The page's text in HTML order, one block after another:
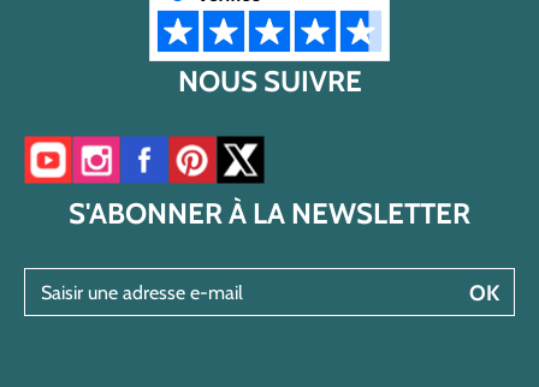
NOUS SUIVRE
Accéder à notre chaîne YouTube
Accéder à notre compte Instagram
Accéder à notre page Facebook
Accéder à notre compte Pinterest
Accéder à notre compte Twitter/X
S'ABONNER À LA NEWSLETTER
OK